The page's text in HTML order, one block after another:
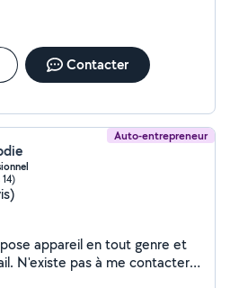
Contacter
Auto-entrepreneur
appareil en tout genre et
N'existe pas à me contacter